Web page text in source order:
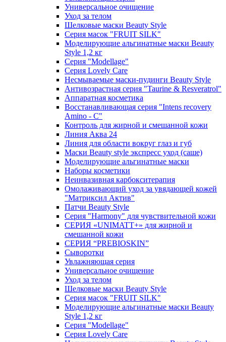
Универсальное очищение
Уход за телом
Шелковые маски Beauty Style
Серия масок "FRUIT SILK"
Моделирующие альгинатные маски Beauty
Style 1,2 кг
Серия "Modellage"
Cерия Lovely Care
Несмываемые маски-пудинги Beauty Style
Антивозрастная серия "Taurine & Resveratrol"
Аппаратная косметика
Восстанавливающая серия "Intens recovery
Amino - C"
Контроль для жирной и смешанной кожи
Линия Аква 24
Линия для области вокруг глаз и губ
Маски Beauty style экспресс уход (саше)
Моделирующие альгинатные маски
Наборы косметики
Неинвазивная карбокситерапия
Омолаживающий уход за увядающей кожей
"Матриксил Актив"
Патчи Beauty Style
Серия "Harmony" для чувствительной кожи
СЕРИЯ «UNIMATT+» для жирной и
смешанной кожи
СЕРИЯ “PREBIOSKIN”
Сыворотки
Увлажняющая серия
Универсальное очищение
Уход за телом
Шелковые маски Beauty Style
Серия масок "FRUIT SILK"
Моделирующие альгинатные маски Beauty
Style 1,2 кг
Серия "Modellage"
Cерия Lovely Care